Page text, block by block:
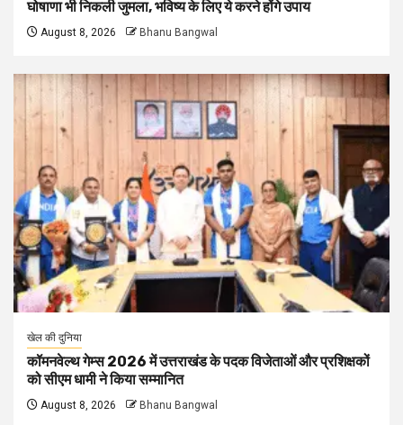
घोषाणा भी निकली जुमला, भविष्य के लिए ये करने होंगे उपाय
August 8, 2026 Bhanu Bangwal
खेल की दुनिया
कॉमनवेल्थ गेम्स 2026 में उत्तराखंड के पदक विजेताओं और प्रशिक्षकों
को सीएम धामी ने किया सम्मानित
August 8, 2026 Bhanu Bangwal